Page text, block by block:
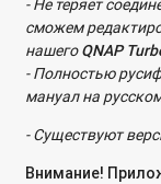
Как сделать
приложение не
Для чего
Как
удаленный
- Не теряет
сможем
нашегоQNAP
- Полностью
мануал на
- Существуют
Внимание!